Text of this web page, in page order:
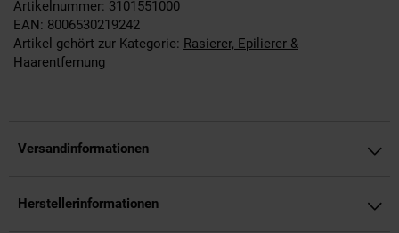
Artikelnummer: 3101551000
EAN: 8006530219242
Artikel gehört zur Kategorie: Rasierer, Epilierer &
Haarentfernung
Versandinformationen
Herstellerinformationen